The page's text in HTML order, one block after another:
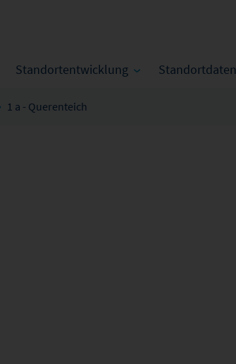
Standortentwicklung Standortdaten
1 a - Querenteich